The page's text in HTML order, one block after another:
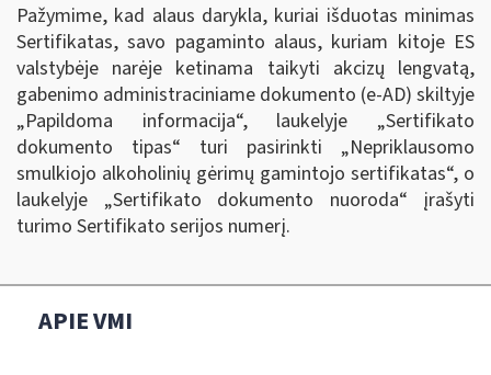
Pažymime, kad alaus darykla, kuriai išduotas minimas
Sertifikatas, savo pagaminto alaus, kuriam kitoje ES
valstybėje narėje ketinama taikyti akcizų lengvatą,
gabenimo administraciniame dokumento (e-AD) skiltyje
„Papildoma informacija“, laukelyje „Sertifikato
dokumento tipas“ turi pasirinkti „Nepriklausomo
smulkiojo alkoholinių gėrimų gamintojo sertifikatas“, o
laukelyje „Sertifikato dokumento nuoroda“ įrašyti
turimo Sertifikato serijos numerį.
APIE VMI